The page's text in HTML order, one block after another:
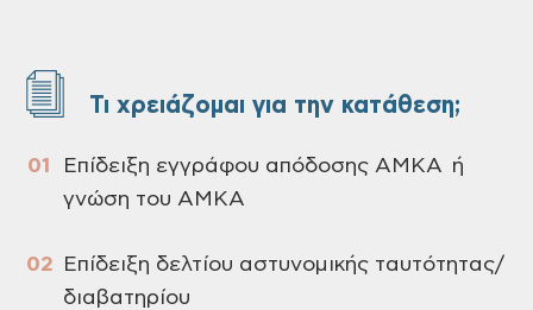
Τι χρειάζομαι για την κατάθεση;
Επίδειξη εγγράφου απόδοσης ΑΜΚΑ ή
γνώση του ΑΜΚΑ
Επίδειξη δελτίου αστυνομικής ταυτότητας/
διαβατηρίου